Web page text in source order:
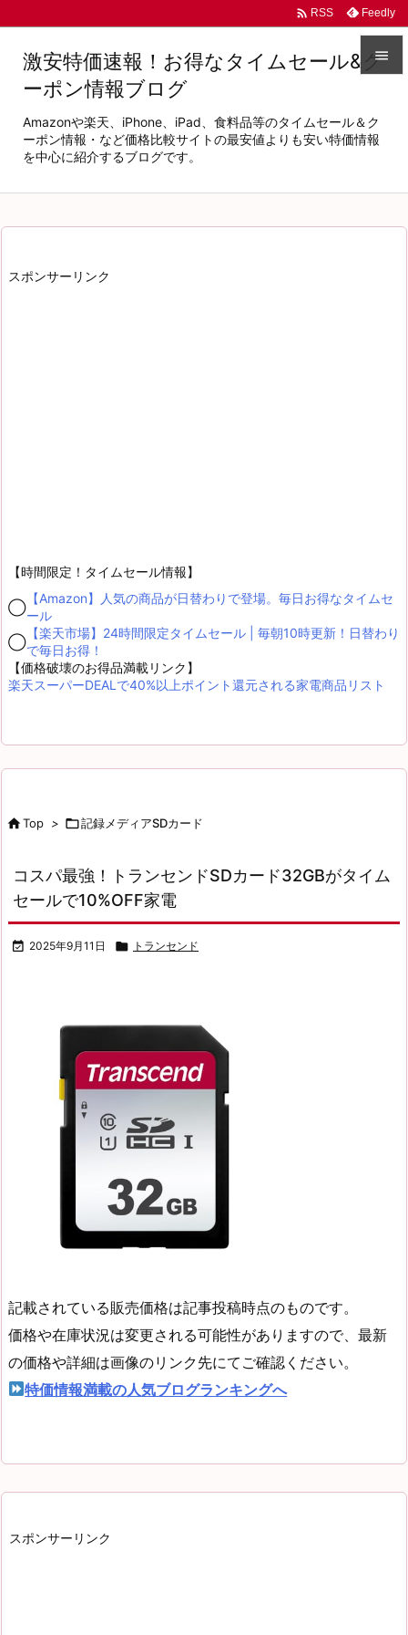




 RSS Feedly
激安特価速報！お得なタイムセール&ク
ーポン情報ブログ
Amazonや楽天、iPhone、iPad、食料品等のタイムセール＆ク
ーポン情報・など価格比較サイトの最安値よりも安い特価情報
を中心に紹介するブログです。
スポンサーリンク
【時間限定！タイムセール情報】
◯
【Amazon】人気の商品が日替わりで登場。毎日お得なタイムセ
ール
◯
【楽天市場】24時間限定タイムセール | 毎朝10時更新！日替わり
で毎日お得！
【価格破壊のお得品満載リンク】
楽天スーパーDEALで40%以上ポイント還元される家電商品リスト
Top > 記録メディアSDカード
コスパ最強！トランセンドSDカード32GBがタイム
セールで10%OFF家電
 2025年9月11日  トランセンド
記載されている販売価格は記事投稿時点のものです。
価格や在庫状況は変更される可能性がありますので、最新
の価格や詳細は画像のリンク先にてご確認ください。
特価情報満載の人気ブログランキングへ
スポンサーリンク